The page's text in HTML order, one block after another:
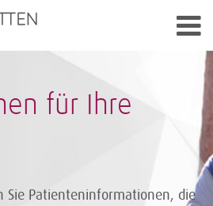
für Ihre
Sie Patienteninformationen, die